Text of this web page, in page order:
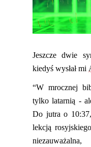
Jeszcze dwie
kiedyś wysłał mi
“W mrocznej
tylko latarnią -
Do jutra o
lekcją